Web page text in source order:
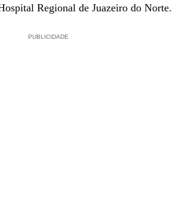
Regional de Juazeiro do Norte.
PUBLICIDADE